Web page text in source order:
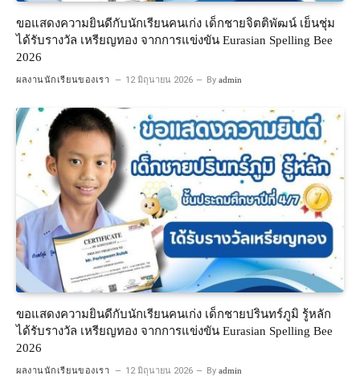
ขอแสดงความยินดีกับนักเรียนคนเก่ง เด็กชายจิตติพัฒน์ เย็นชุ่ม
ได้รับรางวัล เหรียญทอง จากการแข่งขัน Eurasian Spelling Bee
2026
ผลงานนักเรียนของเรา 12 มิถุนายน 2026 By admin
ขอแสดงความยินดีกับนักเรียนคนเก่ง เด็กชายปรินทร์ภูมิ รู้หลัก
ได้รับรางวัล เหรียญทอง จากการแข่งขัน Eurasian Spelling Bee
2026
ผลงานนักเรียนของเรา 12 มิถุนายน 2026 By admin